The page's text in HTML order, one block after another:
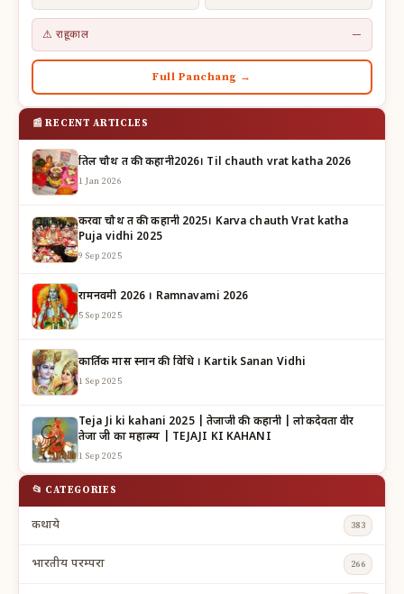
⚠ राहूकाल —
Full Panchang →
📰 RECENT ARTICLES
तिल चौथ व्रत की कहानी2026। Til chauth vrat katha 2026
1 Jan 2026
करवा चौथ व्रत की कहानी 2025। Karva chauth Vrat katha
Puja vidhi 2025
9 Sep 2025
रामनवमी 2026 । Ramnavami 2026
5 Sep 2025
कार्तिक मास स्नान की विधि । Kartik Sanan Vidhi
1 Sep 2025
Teja Ji ki kahani 2025 | तेजाजी की कहानी | लोकदेवता वीर
तेजा जी का महात्म्य | TEJAJI KI KAHANI
1 Sep 2025
📂 CATEGORIES
कथाये 383
भारतीय परम्परा 266